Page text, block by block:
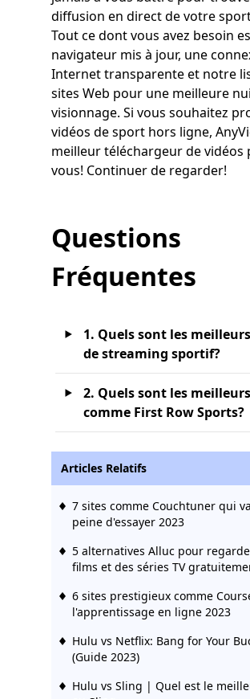
diffusion en direct de votre
Tout ce dont vous avez besoin
navigateur mis à jour, une
Internet transparente et notre
sites Web pour une meilleure
visionnage. Si vous souhaitez
vidéos de sport hors ligne,
meilleur téléchargeur de vidéos
vous! Continuer de regarder!
Questions
Fréquentes
1. Quels sont les
de streaming sportif?
2. Quels sont les
comme First Row Sports?
Articles Relatifs
7 sites comme Couchtuner qui
peine d'essayer 2023
5 alternatives Alluc pour
films et des séries TV
6 sites prestigieux comme
l'apprentissage en ligne 2023
Hulu vs Netflix: Bang for Your
(Guide 2023)
Hulu vs Sling | Quel est le